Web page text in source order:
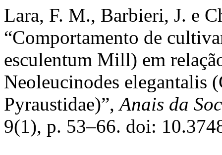
Lara, F. M., Barbieri, J. e
“Comportamento de
esculentum Mill) em
Neoleucinodes elegantalis
Pyraustidae)”,Anais da
9(1), p. 53–66. doi: